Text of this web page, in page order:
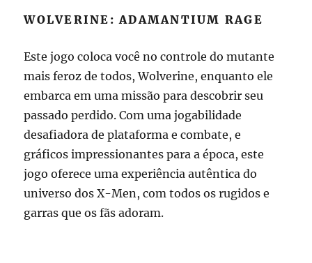
WOLVERINE: ADAMANTIUM RAGE
Este jogo coloca você no controle do mutante
mais feroz de todos, Wolverine, enquanto ele
embarca em uma missão para descobrir seu
passado perdido. Com uma jogabilidade
desafiadora de plataforma e combate, e
gráficos impressionantes para a época, este
jogo oferece uma experiência autêntica do
universo dos X-Men, com todos os rugidos e
garras que os fãs adoram.